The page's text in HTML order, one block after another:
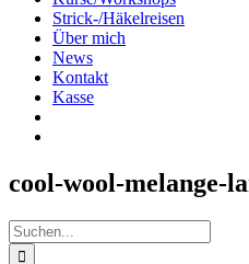
Strick-/Häkelreisen
Über mich
News
Kontakt
Kasse
cool-wool-melange-
Suche
nach: